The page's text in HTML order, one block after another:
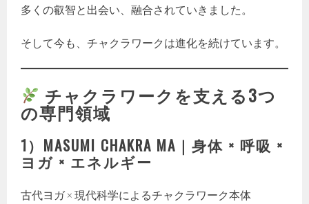
多くの叡智と出会い、融合されていきました。
そして今も、チャクラワークは進化を続けています。
チャクラワークを支える3つ
の専門領域
1）MASUMI CHAKRA MA｜身体 × 呼吸 ×
ヨガ × エネルギー
古代ヨガ × 現代科学によるチャクラワーク本体